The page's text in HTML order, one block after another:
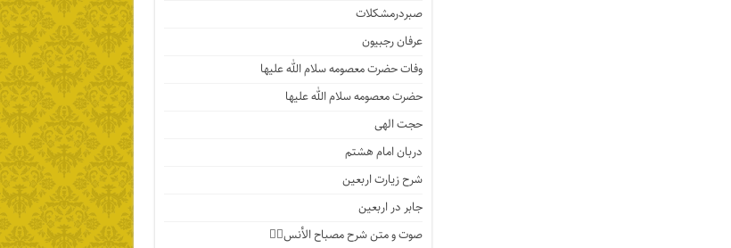
صبردرمشکلات
عرفان رجبیون
وفات حضرت معصومه سلام الله علیها
حضرت معصومه سلام الله علیها
حجت الهی
دربان امام هشتم
شرح زیارت اربعین
جابر در اربعین
صوت و متن شرح مصباح الأنس۴️⃣